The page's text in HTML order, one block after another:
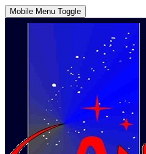
Mobile Menu Toggle